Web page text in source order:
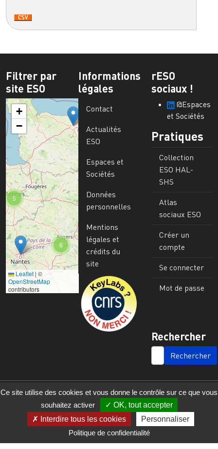
Filtrer par
site ESO
6
5
+
−
Leaflet | ©
OpenStreetMap
contributors
Informations
légales
Contact
Actualités
ESO
Espaces et
Sociétés
Données
personnelles
Mentions
légales et
crédits du
site
Image
rESO
sociaux !
@Espaces
et Sociétés
Pratiques
Collection
ESO HAL-
SHS
Atlas
sociaux ESO
Créer un
compte
Se connecter
Mot de passe
Rechercher
SEARCH
© 2023 - 2025 - UMR 6590 - Espaces et Sociétés
Ce site utilise des cookies et vous donne le contrôle sur ce que vous
souhaitez activer
OK, tout accepter
Interdire tous les cookies
Personnaliser
Politique de confidentialité